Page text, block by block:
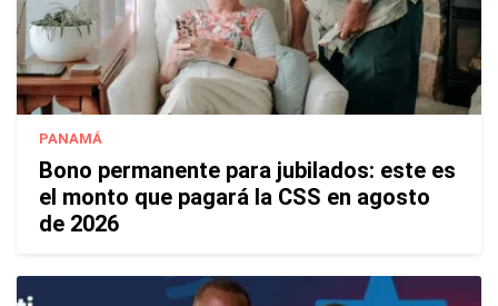
PANAMÁ
Bono permanente para jubilados: este es
el monto que pagará la CSS en agosto
de 2026